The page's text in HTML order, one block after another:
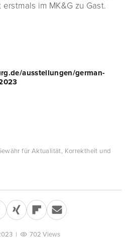
im MK&G zu Gast.
ausstellungen/german-
für Aktualität, Korrektheit und
| 702 Views